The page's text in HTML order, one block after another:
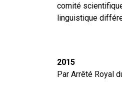
comité
linguistique
2015
Par Arrêté Royal